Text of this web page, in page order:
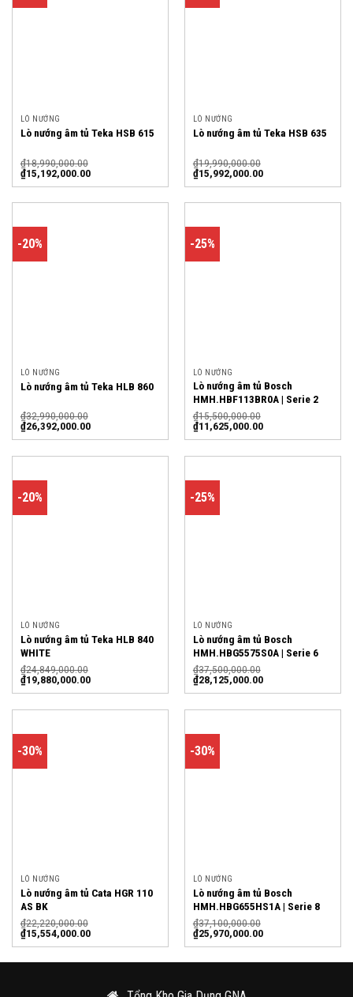
LÒ NƯỚNG
Lò nướng âm tủ Teka HSB 615
₫18,990,000.00
₫15,192,000.00
LÒ NƯỚNG
Lò nướng âm tủ Teka HSB 635
₫19,990,000.00
₫15,992,000.00
-20%
LÒ NƯỚNG
Lò nướng âm tủ Teka HLB 860
₫32,990,000.00
₫26,392,000.00
-25%
LÒ NƯỚNG
Lò nướng âm tủ Bosch
HMH.HBF113BR0A | Serie 2
₫15,500,000.00
₫11,625,000.00
-20%
LÒ NƯỚNG
Lò nướng âm tủ Teka HLB 840
WHITE
₫24,849,000.00
₫19,880,000.00
-25%
LÒ NƯỚNG
Lò nướng âm tủ Bosch
HMH.HBG5575S0A | Serie 6
₫37,500,000.00
₫28,125,000.00
-30%
LÒ NƯỚNG
Lò nướng âm tủ Cata HGR 110
AS BK
₫22,220,000.00
₫15,554,000.00
-30%
LÒ NƯỚNG
Lò nướng âm tủ Bosch
HMH.HBG655HS1A | Serie 8
₫37,100,000.00
₫25,970,000.00